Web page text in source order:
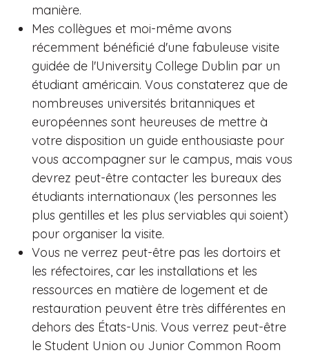
manière.
Mes collègues et moi-même avons
récemment bénéficié d'une fabuleuse visite
guidée de l'University College Dublin par un
étudiant américain. Vous constaterez que de
nombreuses universités britanniques et
européennes sont heureuses de mettre à
votre disposition un guide enthousiaste pour
vous accompagner sur le campus, mais vous
devrez peut-être contacter les bureaux des
étudiants internationaux (les personnes les
plus gentilles et les plus serviables qui soient)
pour organiser la visite.
Vous ne verrez peut-être pas les dortoirs et
les réfectoires, car les installations et les
ressources en matière de logement et de
restauration peuvent être très différentes en
dehors des États-Unis. Vous verrez peut-être
le Student Union ou Junior Common Room